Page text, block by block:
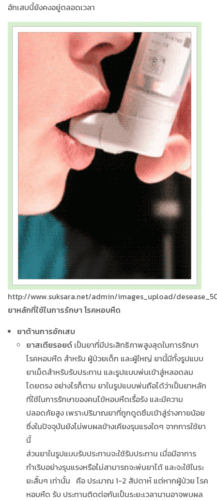
อักเสบนี้ยังคงอยู่ตลอดเวลา
http://www.suksara.net/admin/images_upload/
ยาหลักที่ใช้ในการรักษา โรคหอบหืด
ยาต้านการอักเสบ
ยาสเตียรอยด์ เป็นยาที่มีประสิทธิภาพสูงสุดในการรักษา
โรคหอบหืด สำหรับ ผู้ป่วยเด็ก และผู้ใหญ่ ยานี้มีทั้งรูปแบบ
ยาเม็ดสำหรับรับประทาน และรูปแบบพ่นเข้าสู่หลอดลม
โดยตรง อย่างไรก็ตาม ยาในรูปแบบพ่นถือได้ว่าเป็นยาหลัก
ที่ใช้ในการรักษาของคนไข้หอบหืดเรื้อรัง และมีความ
ปลอดภัยสูง เพราะปริมาณยาที่ถูกดูดซึมเข้าสู่ร่างกายน้อย
ซึ่งในปัจจุบันยังไม่พบผลข้างเคียงรุนแรงใดๆ จากการใช้ยา
นี้
ส่วนยาในรูปแบบรับประทานจะใช้รับประทาน เมื่อมีอาการ
กำเริบอย่างรุนแรงหรือไม่สามารถจะพ่นยาได้ และจะใช้ในระ
ยะสั้นๆ เท่านั้น คือ ประมาณ 1-2 สัปดาห์ แต่หากผู้ป่วย โรค
หอบหืด รับ ประทานติดต่อกันเป็นระยะเวลานานอาจพบผล